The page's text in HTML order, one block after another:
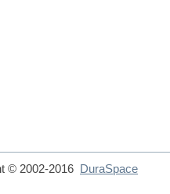
© 2002-2016 DuraSpace